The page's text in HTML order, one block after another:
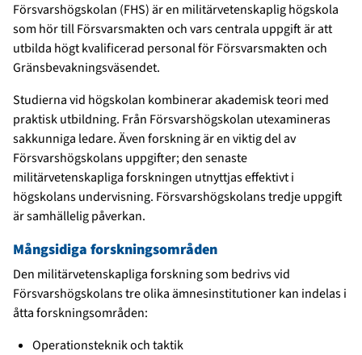
Försvarshögskolan (FHS) är en militärvetenskaplig högskola
som hör till Försvarsmakten och vars centrala uppgift är att
utbilda högt kvalificerad personal för Försvarsmakten och
Gränsbevakningsväsendet.
Studierna vid högskolan kombinerar akademisk teori med
praktisk utbildning. Från Försvarshögskolan utexamineras
sakkunniga ledare. Även forskning är en viktig del av
Försvarshögskolans uppgifter; den senaste
militärvetenskapliga forskningen utnyttjas effektivt i
högskolans undervisning. Försvarshögskolans tredje uppgift
är samhällelig påverkan.
Mångsidiga forskningsområden
Den militärvetenskapliga forskning som bedrivs vid
Försvarshögskolans tre olika ämnesinstitutioner kan indelas i
åtta forskningsområden:
Operationsteknik och taktik